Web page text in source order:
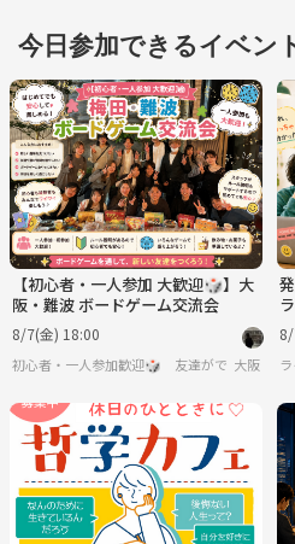
今日参加できるイベン
【初心者・一人参加 大歓迎🎲】大
阪・難波 ボードゲーム交流会
8/7(金) 18:00
初心者・一人参加歓迎🎲 友達ができる大阪
大阪